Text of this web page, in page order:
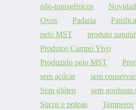
não-transgênicos
Ovos
Padaria
pelo MST
produto natural
Produtos Campo Vivo
Produzido pelo MST
sem açúcar
sem
Sem glúten
sem gorduras
Sucos e polpas
Temperos